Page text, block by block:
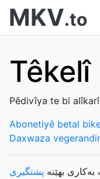
MKV.to
Têkelî
Pêdivîya te bi
Abonetiyê betal
Daxwaza
بهێنە پشتگیری